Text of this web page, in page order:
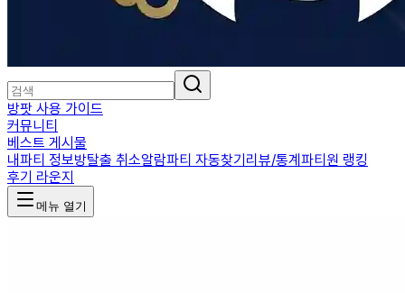
방팟 사용 가이드
커뮤니티
베스트 게시물
내파티 정보방탈출 취소알람파티 자동찾기리뷰/통계파티원 랭킹
후기 라운지
메뉴 열기